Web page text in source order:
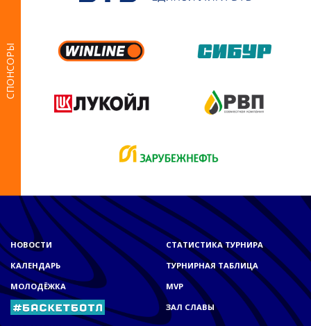
СПОНСОРЫ
НОВОСТИ
КАЛЕНДАРЬ
МОЛОДЁЖКА
СТАТИСТИКА ТУРНИРА
ТУРНИРНАЯ ТАБЛИЦА
MVP
ЗАЛ СЛАВЫ